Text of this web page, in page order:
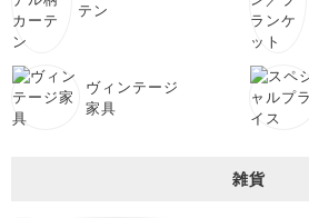
テン
ヴィンテージ
家具
雑貨